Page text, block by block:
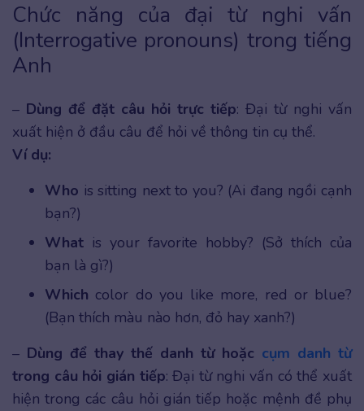
Chức năng của đại từ nghi vấn
(Interrogative pronouns) trong tiếng
Anh
– Dùng để đặt câu hỏi trực tiếp: Đại từ nghi vấn
xuất hiện ở đầu câu để hỏi về thông tin cụ thể.
Ví dụ:
Who is sitting next to you? (Ai đang ngồi cạnh
bạn?)
What is your favorite hobby? (Sở thích của
bạn là gì?)
Which color do you like more, red or blue?
(Bạn thích màu nào hơn, đỏ hay xanh?)
– Dùng để thay thế danh từ hoặc cụm danh từ
trong câu hỏi gián tiếp: Đại từ nghi vấn có thể xuất
hiện trong các câu hỏi gián tiếp hoặc mệnh đề phụ